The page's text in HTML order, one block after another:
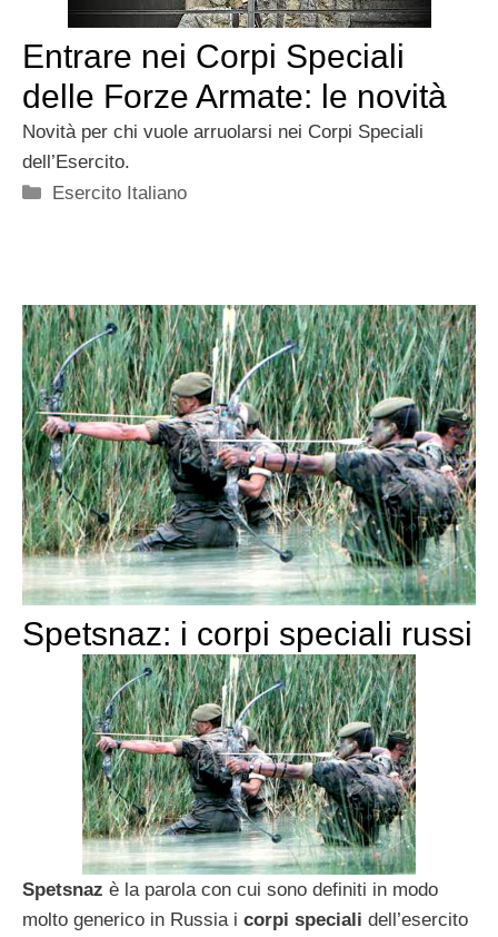
Entrare nei Corpi Speciali
delle Forze Armate: le novità
Novità per chi vuole arruolarsi nei Corpi Speciali
dell’Esercito.
Categorie
Esercito Italiano
Spetsnaz: i corpi speciali russi
Spetsnaz è la parola con cui sono definiti in modo
molto generico in Russia i corpi speciali dell’esercito